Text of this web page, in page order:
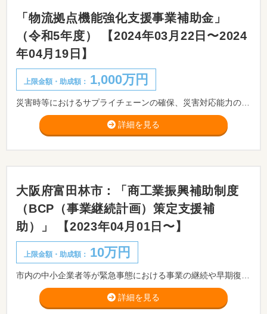
「物流拠点機能強化支援事業補助金」
（令和5年度） 【2024年03月22日〜2024
年04月19日】
上限金額・助成額： 1,000万円
詳細を見る
大阪府富田林市：「商工業振興補助制度
（BCP（事業継続計画）策定支援補
助）」 【2023年04月01日〜】
上限金額・助成額： 10万円
詳細を見る